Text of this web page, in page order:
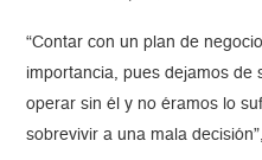
“Contar con un plan de
importancia, pues dejamos de
operar sin él y no éramos lo
sobrevivir a una mala